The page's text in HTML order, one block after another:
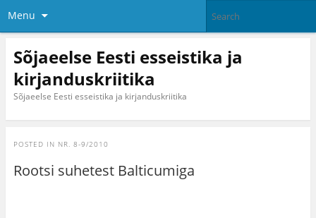
Menu
Sõjaeelse Eesti esseistika ja
kirjanduskriitika
Sõjaeelse Eesti esseistika ja kirjanduskriitika
POSTED IN NR. 8-9/2010
Rootsi suhetest Balticumiga